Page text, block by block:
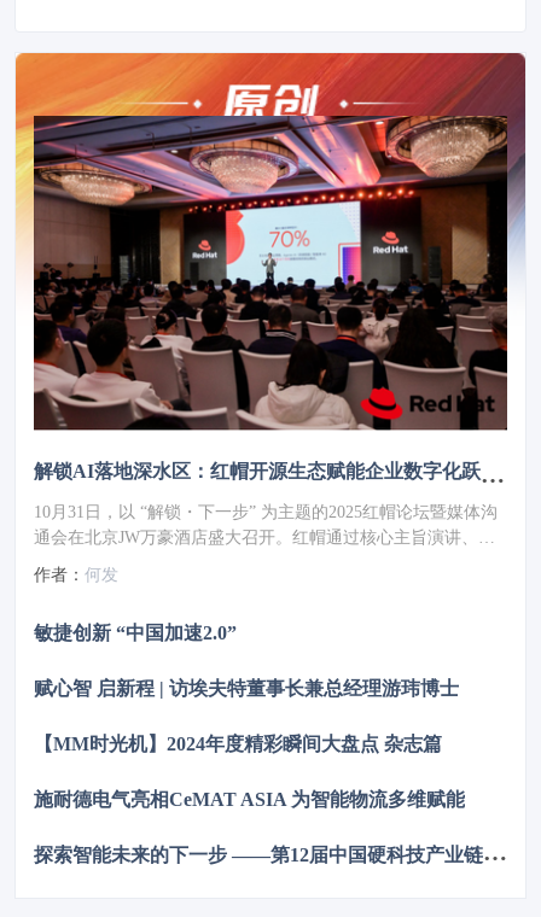
解锁AI落地深水区：红帽开源生态赋能企业数字化跃迁 ——2025红帽论坛重磅发布车用OS
10月31日，以 “解锁・下一步” 为主题的2025红帽论坛暨媒体沟
通会在北京JW万豪酒店盛大召开。红帽通过核心主旨演讲、重
磅新品发布、权威报告解读及高层对话，全方位展现了其以开源
技术破解行业痛点、引领企业数字化转型的实力与愿景，为 AI
作者： 何发
敏捷创新 “中国加速2.0”
赋心智 启新程 | 访埃夫特董事长兼总经理游玮博士
【MM时光机】2024年度精彩瞬间大盘点 杂志篇
施耐德电气亮相CeMAT ASIA 为智能物流多维赋能
探
索智能未来的下一步 ——第12届中国硬科技产业链创新趋势峰会暨百家媒体论坛成功举办